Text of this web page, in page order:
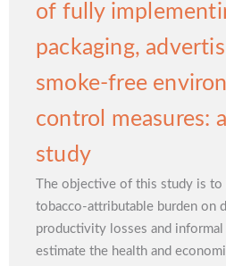
of fully
packaging,
smoke-free
control measures:
study
The objective of this study is
tobacco-attributable burden on
productivity losses and informal
estimate the health and